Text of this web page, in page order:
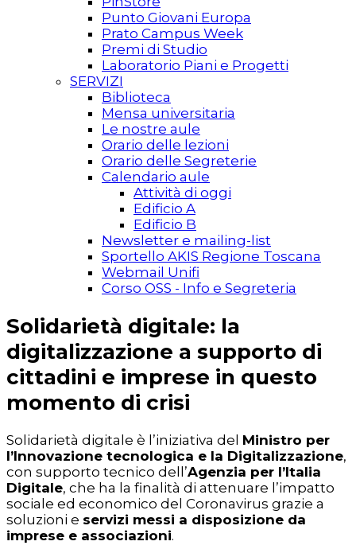
Punto Giovani Europa
Prato Campus Week
Premi di Studio
Laboratorio Piani e Progetti
SERVIZI
Biblioteca
Mensa universitaria
Le nostre aule
Orario delle lezioni
Orario delle Segreterie
Calendario aule
Attività di oggi
Edificio A
Edificio B
Newsletter e mailing-list
Sportello AKIS Regione Toscana
Webmail Unifi
Corso OSS - Info e Segreteria
Solidarietà digitale: la
digitalizzazione a supporto di
cittadini e imprese in questo
momento di crisi
Solidarietà digitale è l’iniziativa del Ministro per
l’Innovazione tecnologica e la Digitalizzazione,
con supporto tecnico dell’Agenzia per l’Italia
Digitale, che ha la finalità di attenuare l’impatto
sociale ed economico del Coronavirus grazie a
soluzioni e servizi messi a disposizione da
imprese e associazioni.